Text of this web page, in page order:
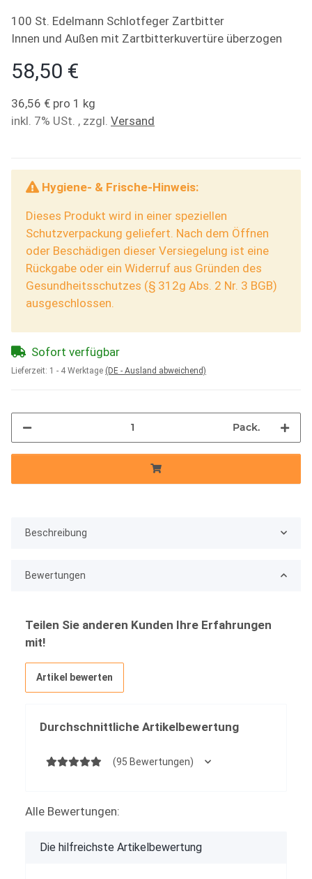
100 St. Edelmann Schlotfeger Zartbitter
Innen und Außen mit Zartbitterkuvertüre überzogen
58,50 €
36,56 € pro 1 kg
inkl. 7% USt. , zzgl. Versand
Hygiene- & Frische-Hinweis:
Dieses Produkt wird in einer speziellen
Schutzverpackung geliefert. Nach dem Öffnen
oder Beschädigen dieser Versiegelung ist eine
Rückgabe oder ein Widerruf aus Gründen des
Gesundheitsschutzes (§ 312g Abs. 2 Nr. 3 BGB)
ausgeschlossen.
Sofort verfügbar
Lieferzeit: 1 - 4 Werktage (DE - Ausland abweichend)
Pack.
Beschreibung
Bewertungen
Durchschnittliche Artikelbewertung
(95 Bewertungen)
Teilen Sie anderen Kunden Ihre Erfahrungen
mit!
Artikel bewerten
Alle Bewertungen:
Die hilfreichste Artikelbewertung